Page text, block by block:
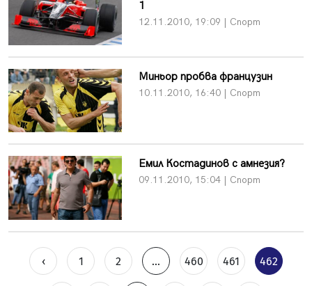
1
12.11.2010, 19:09 | Спорт
Миньор пробва французин
10.11.2010, 16:40 | Спорт
Емил Костадинов с амнезия?
09.11.2010, 15:04 | Спорт
‹ 1 2 ... 460 461 462